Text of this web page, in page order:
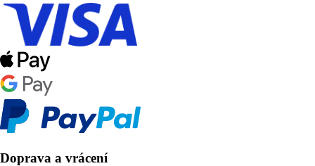
Doprava a vrácení